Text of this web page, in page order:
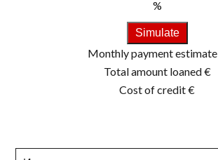
%
Simulate
Monthly payment estimate
Total amount loaned€
Cost of credit€